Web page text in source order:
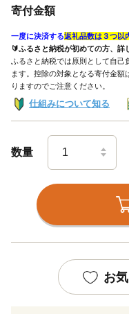
寄付金額
一度に決済する返礼品数は３つ以
🔰ふるさと納税が初めての方、詳
ふるさと納税では原則として自己
ます。控除の対象となる寄付金
りますのでご注意ください。
仕組みについて知る
数量
お